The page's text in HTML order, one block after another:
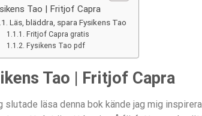
Tao | Fritjof Capra
Läs, bläddra, spara Fysikens Tao
Fritjof Capra gratis
Fysikens Tao pdf
Tao | Fritjof Capra
slutade läsa denna bok kände jag mig